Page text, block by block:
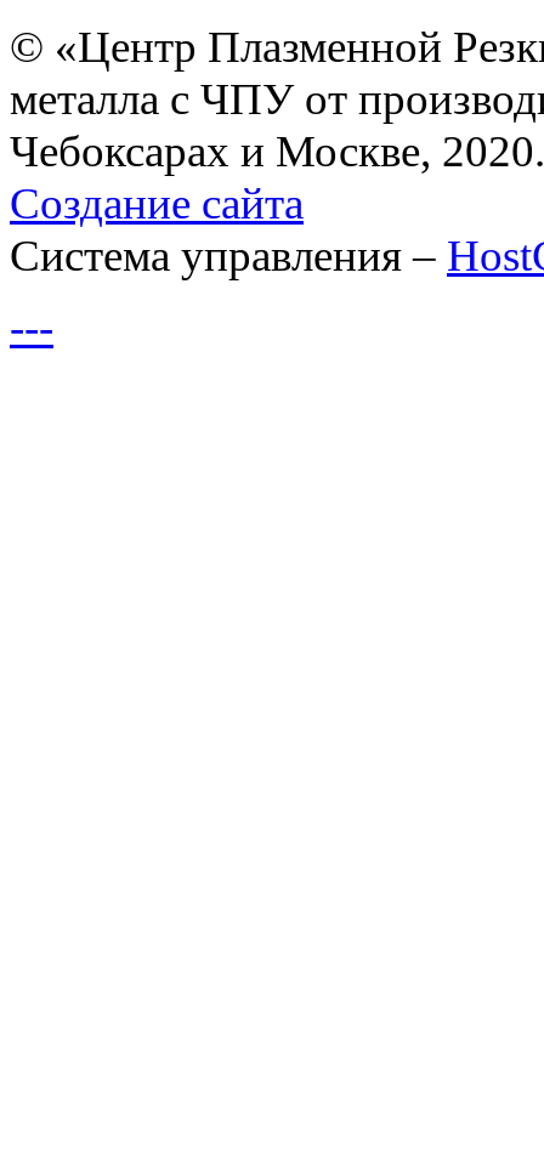
© «Центр Плазменной
металла с ЧПУ от
Чебоксарах и Москве, 2020.
Создание сайта
Система управления –
---